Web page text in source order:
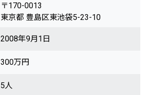
〒170-0013
東京都 豊島区東池袋5-23-10
2008年9月1日
300万円
5人